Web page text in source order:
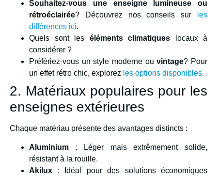
Souhaitez-vous une enseigne lumineuse ou
rétroéclairée? Découvrez nos conseils sur
les
différences ici.
Quels sont les éléments climatiques locaux à
considérer ?
Préfériez-vous un style moderne ouvintage? Pour
un effet rétro chic, explorez les options disponibles.
2. Matériaux populaires pour les
enseignes extérieures
Chaque matériau présente des avantages distincts :
Aluminium : Léger mais extrêmement solide,
résistant à la rouille.
Akilux : Idéal pour des solutions économiques